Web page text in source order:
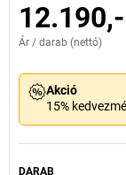
Ár / darab (nettó)
Akció
15%
DARAB